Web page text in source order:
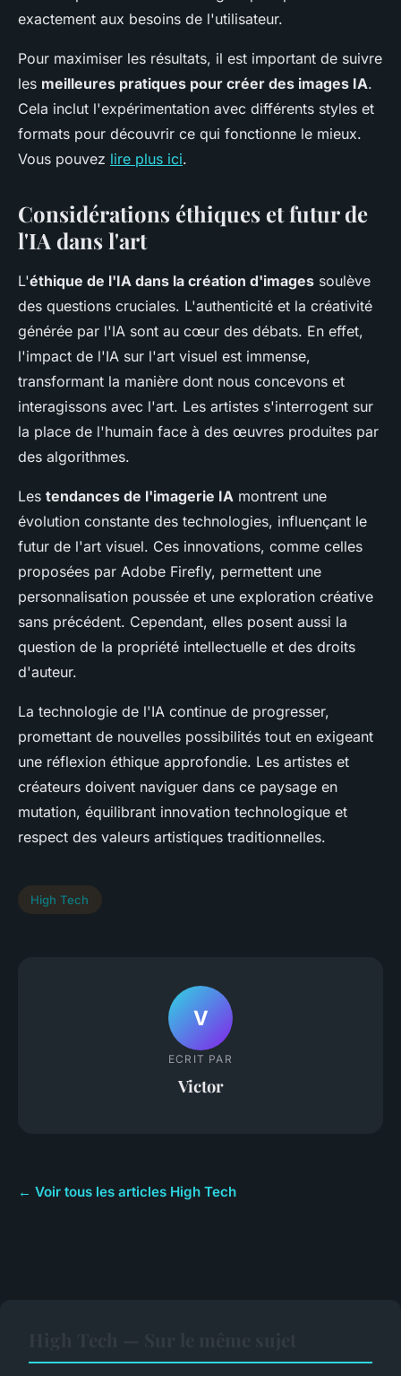
exactement aux besoins de l'utilisateur.
Pour maximiser les résultats, il est important de suivre
les meilleures pratiques pour créer des images IA.
Cela inclut l'expérimentation avec différents styles et
formats pour découvrir ce qui fonctionne le mieux.
Vous pouvez lire plus ici.
Considérations éthiques et futur de
l'IA dans l'art
L'éthique de l'IA dans la création d'images soulève
des questions cruciales. L'authenticité et la créativité
générée par l'IA sont au cœur des débats. En effet,
l'impact de l'IA sur l'art visuel est immense,
transformant la manière dont nous concevons et
interagissons avec l'art. Les artistes s'interrogent sur
la place de l'humain face à des œuvres produites par
des algorithmes.
Les tendances de l'imagerie IA montrent une
évolution constante des technologies, influençant le
futur de l'art visuel. Ces innovations, comme celles
proposées par Adobe Firefly, permettent une
personnalisation poussée et une exploration créative
sans précédent. Cependant, elles posent aussi la
question de la propriété intellectuelle et des droits
d'auteur.
La technologie de l'IA continue de progresser,
promettant de nouvelles possibilités tout en exigeant
une réflexion éthique approfondie. Les artistes et
créateurs doivent naviguer dans ce paysage en
mutation, équilibrant innovation technologique et
respect des valeurs artistiques traditionnelles.
High Tech
V
ECRIT PAR
Victor
← Voir tous les articles High Tech